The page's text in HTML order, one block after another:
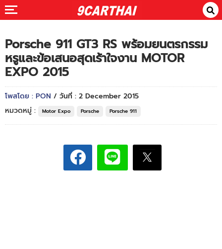
Porsche 911 GT3 RS พร้อมยนตรกรรม
หรูและข้อเสนอสุดเร้าใจงาน MOTOR
EXPO 2015
โพสโดย : PON / วันที่ : 2 December 2015
หมวดหมู่ :
Motor Expo Porsche Porsche 911